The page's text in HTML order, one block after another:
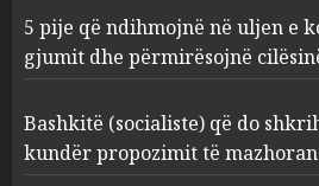
3
Bashkitë
shkrihen,
kundër
AUGUST 6, 2026
5 pije që ndihmojnë në uljen e
gjumit dhe përmirësojnë
Bashkitë (socialiste) që do
kundër propozimit të